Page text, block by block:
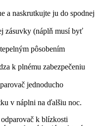
a naskrutkujte ju do spodnej
zásuvky (náplň musí byť
pôsobením
k plnému zabezpečeniu
jednoducho
v náplni na ďalšiu noc.
k blízkosti